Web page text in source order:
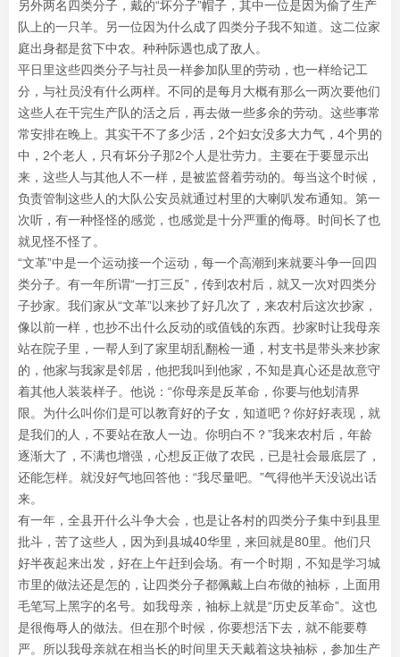
另外两名四类分子，戴的“坏分子”帽子，其中一位是因为偷了生产
队上的一只羊。另一位因为什么成了四类分子我不知道。这二位家
庭出身都是贫下中农。种种际遇也成了敌人。
平日里这些四类分子与社员一样参加队里的劳动，也一样给记工
分，与社员没有什么两样。不同的是每月大概有那么一两次要他们
这些人在干完生产队的活之后，再去做一些多余的劳动。这些事常
常安排在晚上。其实干不了多少活，2个妇女没多大力气，4个男的
中，2个老人，只有坏分子那2个人是壮劳力。主要在于要显示出
来，这些人与其他人不一样，是被监督着劳动的。每当这个时候，
负责管制这些人的大队公安员就通过村里的大喇叭发布通知。第一
次听，有一种怪怪的感觉，也感觉是十分严重的侮辱。时间长了也
就见怪不怪了。
“文革”中是一个运动接一个运动，每一个高潮到来就要斗争一回四
类分子。有一年所谓“一打三反”，传到农村后，就又一次对四类分
子抄家。我们家从“文革”以来抄了好几次了，来农村后这次抄家，
像以前一样，也抄不出什么反动的或值钱的东西。抄家时让我母亲
站在院子里，一帮人到了家里胡乱翻检一通，村支书是带头来抄家
的，他家与我家是邻居，他把我叫到他家，不知是真心还是故意守
着其他人装装样子。他说：“你母亲是反革命，你要与他划清界
限。为什么叫你们是可以教育好的子女，知道吧？你好好表现，就
是我们的人，不要站在敌人一边。你明白不？”我来农村后，年龄
逐渐大了，不满也增强，心想反正做了农民，已是社会最底层了，
还能怎样。就没好气地回答他：“我尽量吧。”气得他半天没说出话
来。
有一年，全县开什么斗争大会，也是让各村的四类分子集中到县里
批斗，苦了这些人，因为到县城40华里，来回就是80里。他们只
好半夜起来出发，好在上午赶到会场。有一个时期，不知是学习城
市里的做法还是怎的，让四类分子都佩戴上白布做的袖标，上面用
毛笔写上黑字的名号。如我母亲，袖标上就是“历史反革命”。这也
是很侮辱人的做法。但在那个时候，你要想活下去，就不能要尊
严。所以我母亲就在相当长的时间里天天戴着这块袖标，参加生产